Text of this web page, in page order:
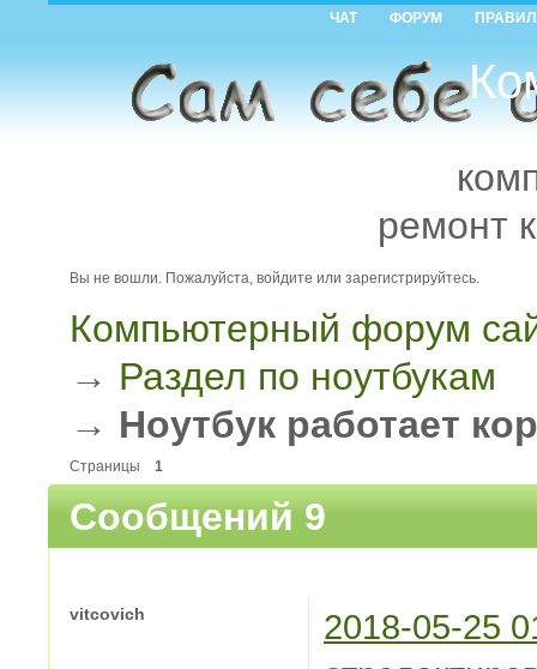
ЧАТ ФОРУМ
ремонт
Вы не вошли. Пожалуйста, войдите или зарегистрируйтесь.
Компьютерный форум
→ Раздел по ноутбукам
→ Ноутбук работает
Страницы 1
Сообщений 9
vitcovich
2018-05-25